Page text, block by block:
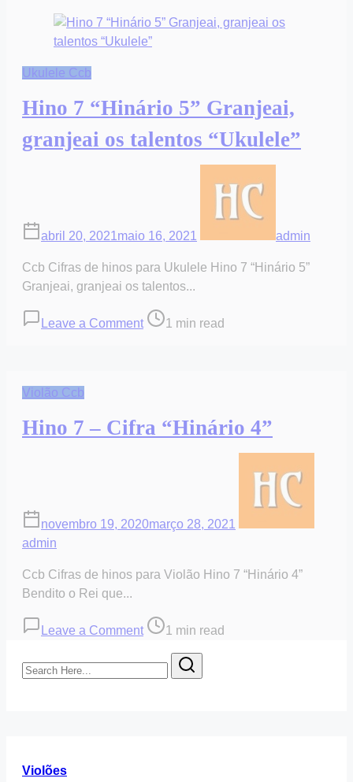
Ukulele Ccb
Hino 7 “Hinário 5” Granjeai,
granjeai os talentos “Ukulele”
abril 20, 2021 maio 16, 2021 admin
Ccb Cifras de hinos para Ukulele Hino 7 “Hinário 5”
Granjeai, granjeai os talentos...
Leave a Comment on
granjeai
Post1 min read
Violão Ccb
Hino 7 – Cifra “Hinário 4”
novembro 19, 2020março 28, 2021
admin
Ccb Cifras de hinos para Violão Hino 7 “Hinário 4”
Bendito o Rei que...
Leave a Comment on
7
–
Post
time
1 min read
Search
Here...
Violões